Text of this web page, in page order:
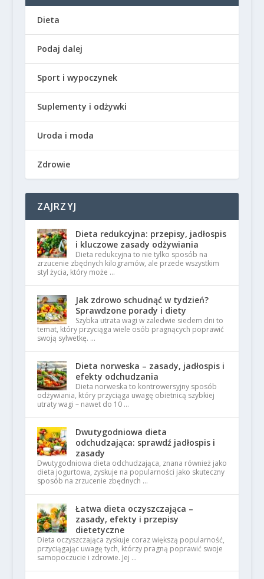
Dieta
Podaj dalej
Sport i wypoczynek
Suplementy i odżywki
Uroda i moda
Zdrowie
ZAJRZYJ
Dieta redukcyjna: przepisy, jadłospis
i kluczowe zasady odżywiania
Dieta redukcyjna to nie tylko sposób na
zrzucenie zbędnych kilogramów, ale przede wszystkim
styl życia, który może …
Jak zdrowo schudnąć w tydzień?
Sprawdzone porady i diety
Szybka utrata wagi w zaledwie siedem dni to
temat, który przyciąga wiele osób pragnących poprawić
swoją sylwetkę. …
Dieta norweska – zasady, jadłospis i
efekty odchudzania
Dieta norweska to kontrowersyjny sposób
odżywiania, który przyciąga uwagę obietnicą szybkiej
utraty wagi – nawet do 10 …
Dwutygodniowa dieta
odchudzająca: sprawdź jadłospis i
zasady
Dwutygodniowa dieta odchudzająca, znana również jako
dieta jogurtowa, zyskuje na popularności jako skuteczny
sposób na zrzucenie zbędnych …
Łatwa dieta oczyszczająca –
zasady, efekty i przepisy
dietetyczne
Dieta oczyszczająca zyskuje coraz większą popularność,
przyciągając uwagę tych, którzy pragną poprawić swoje
samopoczucie i zdrowie. Jej …